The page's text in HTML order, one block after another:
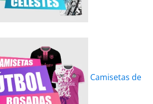
Camisetas de